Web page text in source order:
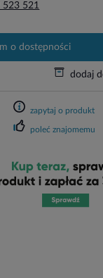
523 521
o dostępności
dodaj
zapytaj o produkt
poleć znajomemu